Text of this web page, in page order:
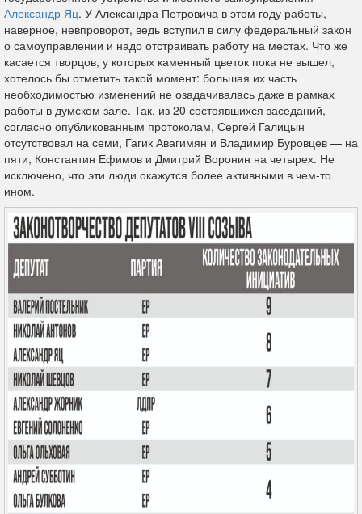
Александр Яц. У Александра Петровича в этом году работы,
наверное, невпроворот, ведь вступил в силу федеральный закон
о самоуправлении и надо отстраивать работу на местах. Что же
касается творцов, у которых каменный цветок пока не вышел,
хотелось бы отметить такой момент: большая их часть
необходимостью изменений не озадачивалась даже в рамках
работы в думском зале. Так, из 20 состоявшихся заседаний,
согласно опубликованным протоколам, Сергей Галицын
отсутствовал на семи, Гагик Авагимян и Владимир Буровцев — на
пяти, Константин Ефимов и Дмитрий Воронин на четырех. Не
исключено, что эти люди окажутся более активными в чем-то
ином.